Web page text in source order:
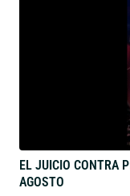
EL JUICIO CONTRA
AGOSTO